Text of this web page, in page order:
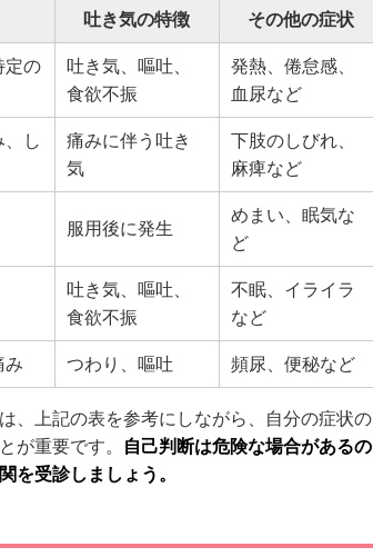
吐き気の特徴 その他の症状
定の
吐き気、嘔吐、
食欲不振
発熱、倦怠感、
血尿など
、し
痛みに伴う吐き
気
下肢のしびれ、
麻痺など
服用後に発生
めまい、眠気な
ど
吐き気、嘔吐、
食欲不振
不眠、イライラ
など
み つわり、嘔吐 頻尿、便秘など
、上記の表を参考にしながら、自分の症状の
が重要です。
自己判断は危険な場合があるの
を受診しましょう。